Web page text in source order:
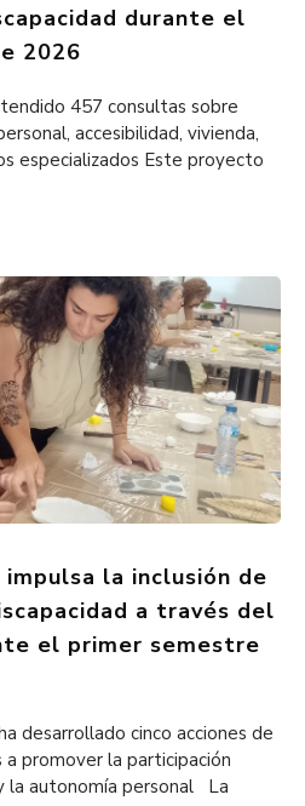
durante el
2026
457 consultas sobre
accesibilidad, vivienda,
especializados Este proyecto
impulsa la inclusión de
a través del
el primer semestre
desarrollado cinco acciones de
promover la participación
la autonomía personal La